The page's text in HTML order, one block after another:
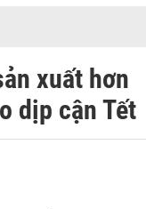
xuất hơn
dịp cận Tết